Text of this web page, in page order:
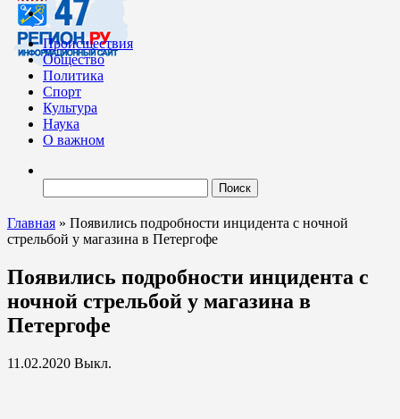
Происшествия
Общество
Политика
Спорт
Культура
Наука
О важном
Главная » Появились подробности инцидента с ночной
стрельбой у магазина в Петергофе
Появились подробности инцидента с
ночной стрельбой у магазина в
Петергофе
11.02.2020 Выкл.